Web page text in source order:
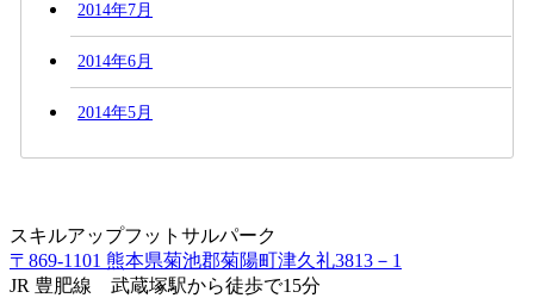
2014年7月
2014年6月
2014年5月
スキルアップフットサルパーク
〒869-1101 熊本県菊池郡菊陽町津久礼3813－1
JR 豊肥線 武蔵塚駅から徒歩で15分